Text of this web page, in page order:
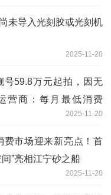
未导入光刻胶或光刻机
2025-11-20
号59.8万元起拍，因无
营商：每月最低消费
2025-11-20
费市场迎来新亮点！首
”亮相江宁砂之船
2025-11-20